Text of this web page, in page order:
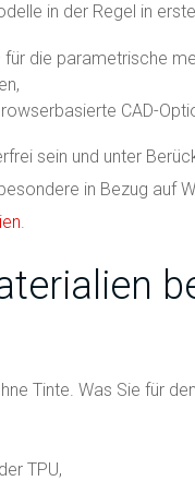
in der Regel in
die parametrische
CAD-
sein und unter
in Bezug auf
.
Tinte. Was Sie für
TPU,